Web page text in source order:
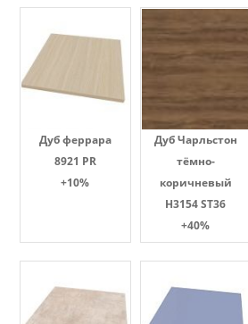
Дуб феррара
8921 PR
+10%
Дуб Чарльстон
тёмно-
коричневый
H3154 ST36
+40%